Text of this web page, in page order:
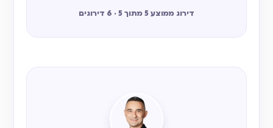
דירוג ממוצע 5 מתוך 5 · 6 דירוגים